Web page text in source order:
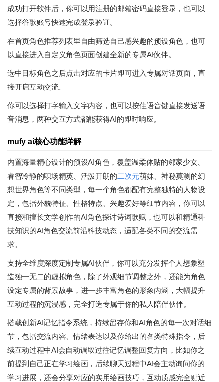
成功打开软件后，你可以用注册的邮箱密码直接登录，也可以
选择谷歌账号快速完成登录验证。
在首页角色推荐列表里自由筛选自己感兴趣的预设角色，也可
以直接进入自定义角色页面创建全新的专属AI伙伴。
选中目标角色之后点击对应的卡片即可进入专属对话页面，直
接开启互动交流。
你可以选择打字输入文字内容，也可以按住语音键直接发送语
音消息，两种交互方式都能获得AI的即时响应。
mufy ai核心功能详解
内置海量精心设计的预设AI角色，覆盖温柔体贴的邻家少女、
睿智冷静的职场精英、活泼开朗的二次元萌妹、神秘莫测的幻
想世界角色等不同类型，每一个角色都配有完整独特的人物设
定，包括外貌特征、性格特点、兴趣爱好等细节内容，你可以
直接和擅长文学创作的AI角色探讨诗词歌赋，也可以和精通科
技知识的AI角色交流前沿科技动态，适配各类不同的交流需
求。
支持全维度深度定制专属AI伙伴，你可以充分发挥个人想象塑
造独一无二的虚拟角色，除了外观细节调整之外，还能为角色
设定专属的背景故事，进一步丰富角色的形象内涵，大幅提升
互动过程的沉浸感，完全打造专属于你的私人陪伴伙伴。
搭载创新AI记忆指令系统，持续留存你和AI角色的每一次对话细
节，包括交流内容、情绪表达以及你给出的各类特殊指令，后
续互动过程中AI会自动调取过往记忆调整回复方向，比如你之
前提到自己正在学习绘画，后续聊天过程中AI会主动询问你的
学习进展，还会分享对应的实用绘画技巧，互动质感完全贴近